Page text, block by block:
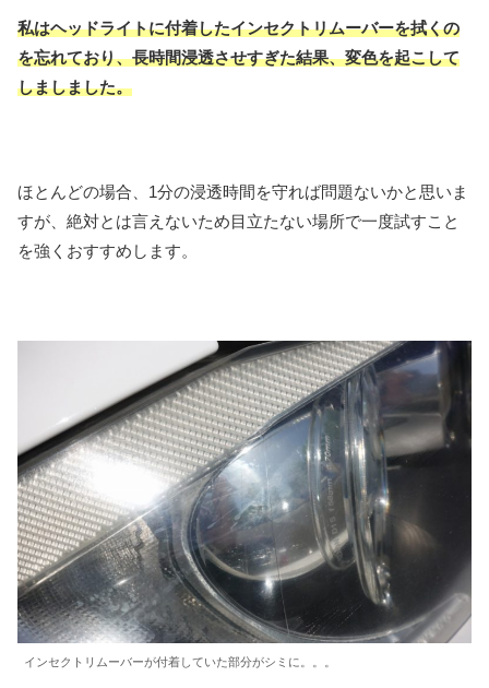
私はヘッドライトに付着したインセクトリムーバーを拭くの
を忘れており、長時間浸透させすぎた結果、変色を起こして
しましました。
ほとんどの場合、1分の浸透時間を守れば問題ないかと思いま
すが、絶対とは言えないため目立たない場所で一度試すこと
を強くおすすめします。
インセクトリムーバーが付着していた部分がシミに。。。